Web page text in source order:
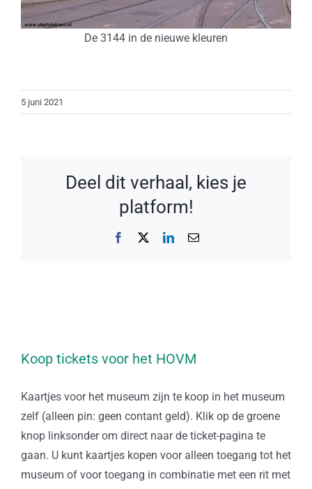
De 3144 in de nieuwe kleuren
5 juni 2021
Deel dit verhaal, kies je
platform!
Facebook LinkedIn
E-
Koop tickets voor het HOVM
Kaartjes voor het museum zijn te koop in het museum
zelf (alleen pin: geen contant geld). Klik op de groene
knop linksonder om direct naar de ticket-pagina te
gaan. U kunt kaartjes kopen voor alleen toegang tot het
museum of voor toegang in combinatie met een rit met